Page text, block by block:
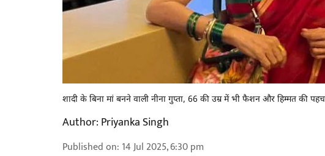
शादी के बिना मां बनने वाली नीना गुप्ता, 66 की उम्र में भी फैशन और हिम्मत की
Author: Priyanka Singh
Published on: 14 Jul 2025, 6:30 pm